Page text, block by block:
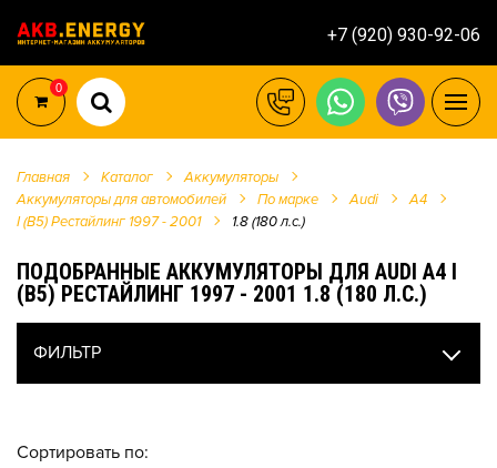
+7 (920) 930-92-06
0
Главная Каталог
Аккумуляторы
Аккумуляторы для автомобилей
По марке Audi
A4
I (B5) Рестайлинг 1997 - 2001
1.8 (180 л.с.)
ПОДОБРАННЫЕ АККУМУЛЯТОРЫ ДЛЯ AUDI A4 I
(B5) РЕСТАЙЛИНГ 1997 - 2001 1.8 (180 Л.С.)
ФИЛЬТР
Сортировать по: